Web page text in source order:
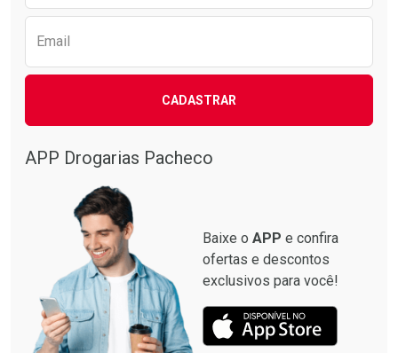
Email
CADASTRAR
APP Drogarias Pacheco
Baixe o APP e confira
ofertas e descontos
exclusivos para você!